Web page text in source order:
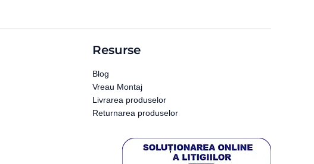
Resurse
Blog
Vreau Montaj
Livrarea produselor
Returnarea produselor